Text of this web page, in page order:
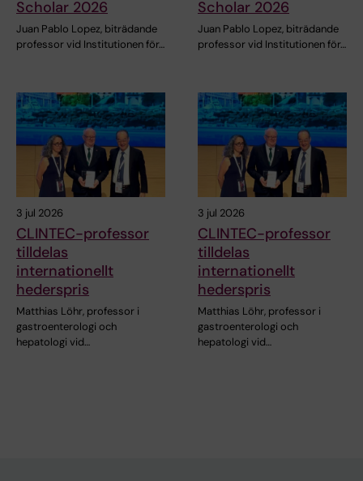
Scholar 2026
Juan Pablo Lopez, biträdande
professor vid Institutionen för…
Scholar 2026
Juan Pablo Lopez, biträdande
professor vid Institutionen för…
3 jul 2026
CLINTEC-professor
tilldelas
internationellt
hederspris
Matthias Löhr, professor i
gastroenterologi och
hepatologi vid…
3 jul 2026
CLINTEC-professor
tilldelas
internationellt
hederspris
Matthias Löhr, professor i
gastroenterologi och
hepatologi vid…